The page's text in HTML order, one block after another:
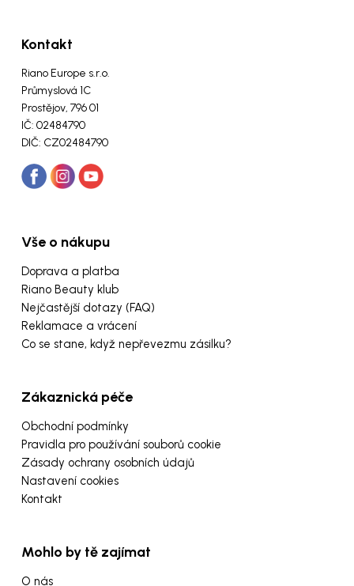
Kontakt
Riano Europe s.r.o.
Průmyslová 1C
Prostějov, 796 01
IČ: 02484790
DIČ: CZ02484790
Vše o nákupu
Doprava a platba
Riano Beauty klub
Nejčastější dotazy (FAQ)
Reklamace a vrácení
Co se stane, když nepřevezmu zásilku?
Zákaznická péče
Obchodní podmínky
Pravidla pro používání souborů cookie
Zásady ochrany osobních údajů
Nastavení cookies
Kontakt
Mohlo by tě zajímat
O nás